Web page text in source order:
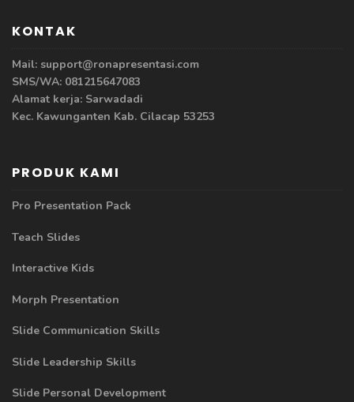
KONTAK
Mail: support@ronapresentasi.com
SMS/WA: 081215647083
Alamat kerja: Sarwadadi
Kec. Kawunganten Kab. Cilacap 53253
PRODUK KAMI
Pro Presentation Pack
Teach Slides
Interactive Kids
Morph Presentation
Slide Communication Skills
Slide Leadership Skills
Slide Personal Development